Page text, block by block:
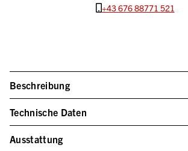
+43 676 88771 521
Beschreibung
Technische Daten
Ausstattung